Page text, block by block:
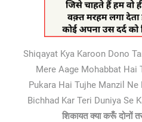
Shiqayat Kya Karoon Dono
Mere Aage Mohabbat Hai
Pukara Hai Tujhe Manzil
Bichhad Kar Teri Duniya Se
शिकायत क्या करूँ दोनों